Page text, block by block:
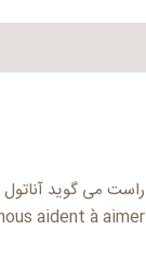
راست می گوید
aident à aimer